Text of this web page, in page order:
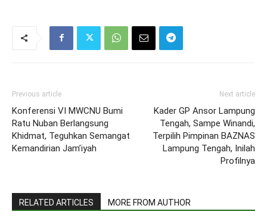
Previous article
Konferensi VI MWCNU Bumi
Ratu Nuban Berlangsung
Khidmat, Teguhkan Semangat
Kemandirian Jam’iyah
Next article
Kader GP Ansor Lampung
Tengah, Sampe Winandi,
Terpilih Pimpinan BAZNAS
Lampung Tengah, Inilah
Profilnya
RELATED ARTICLES MORE FROM AUTHOR